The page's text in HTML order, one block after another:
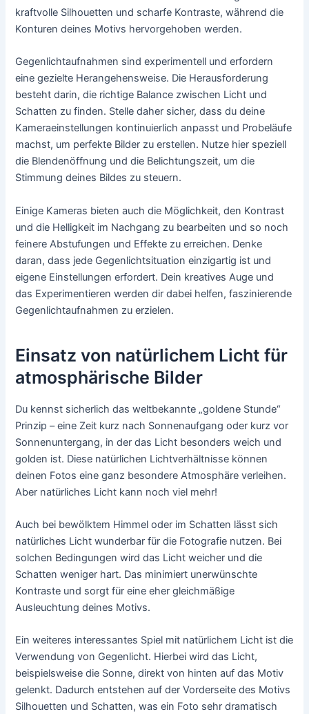
kraftvolle Silhouetten und scharfe Kontraste, während die
Konturen deines Motivs hervorgehoben werden.
Gegenlichtaufnahmen sind experimentell und erfordern
eine gezielte Herangehensweise. Die Herausforderung
besteht darin, die richtige Balance zwischen Licht und
Schatten zu finden. Stelle daher sicher, dass du deine
Kameraeinstellungen kontinuierlich anpasst und Probeläufe
machst, um perfekte Bilder zu erstellen. Nutze hier speziell
die Blendenöffnung und die Belichtungszeit, um die
Stimmung deines Bildes zu steuern.
Einige Kameras bieten auch die Möglichkeit, den Kontrast
und die Helligkeit im Nachgang zu bearbeiten und so noch
feinere Abstufungen und Effekte zu erreichen. Denke
daran, dass jede Gegenlichtsituation einzigartig ist und
eigene Einstellungen erfordert. Dein kreatives Auge und
das Experimentieren werden dir dabei helfen, faszinierende
Gegenlichtaufnahmen zu erzielen.
Einsatz von natürlichem Licht für
atmosphärische Bilder
Du kennst sicherlich das weltbekannte „goldene Stunde“
Prinzip – eine Zeit kurz nach Sonnenaufgang oder kurz vor
Sonnenuntergang, in der das Licht besonders weich und
golden ist. Diese natürlichen Lichtverhältnisse können
deinen Fotos eine ganz besondere Atmosphäre verleihen.
Aber natürliches Licht kann noch viel mehr!
Auch bei bewölktem Himmel oder im Schatten lässt sich
natürliches Licht wunderbar für die Fotografie nutzen. Bei
solchen Bedingungen wird das Licht weicher und die
Schatten weniger hart. Das minimiert unerwünschte
Kontraste und sorgt für eine eher gleichmäßige
Ausleuchtung deines Motivs.
Ein weiteres interessantes Spiel mit natürlichem Licht ist die
Verwendung von Gegenlicht. Hierbei wird das Licht,
beispielsweise die Sonne, direkt von hinten auf das Motiv
gelenkt. Dadurch entstehen auf der Vorderseite des Motivs
Silhouetten und Schatten, was ein Foto sehr dramatisch